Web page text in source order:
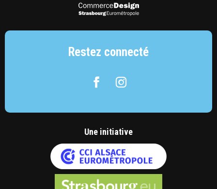
Restez connecté
Une initiative